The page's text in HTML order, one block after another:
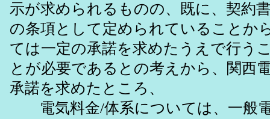
示が求められるものの、既に、契約
の条項として定められていることか
ては一定の承諾を求めたうえで行う
とが必要であるとの考えから、関西
承諾を求めたところ、
電気料金/体系については、一般